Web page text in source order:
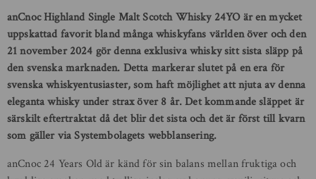
anCnoc Highland Single Malt Scotch Whisky 24YO är en mycket
uppskattad favorit bland många whiskyfans världen över och den
21 november 2024 gör denna exklusiva whisky sitt sista släpp på
den svenska marknaden. Detta markerar slutet på en era för
svenska whiskyentusiaster, som haft möjlighet att njuta av denna
eleganta whisky under strax över 8 år. Det kommande släppet är
särskilt eftertraktat då det blir det sista och det är först till kvarn
som gäller via Systembolagets webblansering.
anCnoc 24 Years Old är känd för sin balans mellan fruktiga och